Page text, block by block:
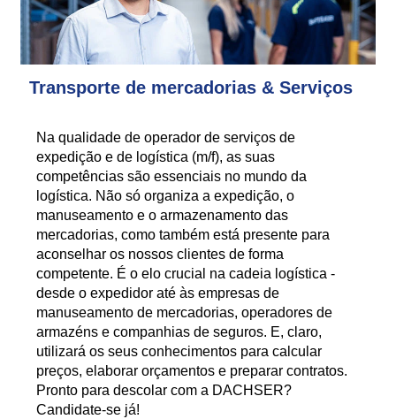
Transporte de mercadorias & Serviços
Na qualidade de operador de serviços de
expedição e de logística (m/f), as suas
competências são essenciais no mundo da
logística. Não só organiza a expedição, o
manuseamento e o armazenamento das
mercadorias, como também está presente para
aconselhar os nossos clientes de forma
competente. É o elo crucial na cadeia logística -
desde o expedidor até às empresas de
manuseamento de mercadorias, operadores de
armazéns e companhias de seguros. E, claro,
utilizará os seus conhecimentos para calcular
preços, elaborar orçamentos e preparar contratos.
Pronto para descolar com a DACHSER?
Candidate-se já!